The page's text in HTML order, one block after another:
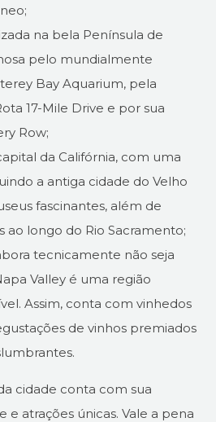
na bela Península de
pelo mundialmente
Bay Aquarium, pela
17-Mile Drive e por sua
Row;
da Califórnia, com uma
a antiga cidade do Velho
fascinantes, além de
ao longo do Rio Sacramento;
tecnicamente não seja
Valley é uma região
Assim, conta com vinhedos
de vinhos premiados
cidade conta com sua
e atrações únicas. Vale a pena